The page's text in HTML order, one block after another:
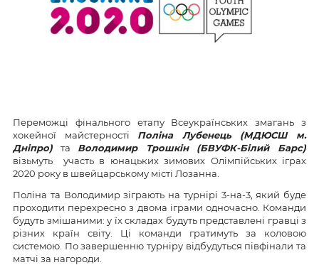
Переможці фінального етапу Всеукраїнських змагань з
хокейної майстерності Поліна Лубенець (МДЮСШ м.
Дніпро) та Володимир Трошкін (БВУФК-Білий Барс)
візьмуть участь в юнацьких зимових Олімпійських іграх
2020 року в швейцарському місті Лозанна.
Поліна та Володимир зіграють на турнірі 3-на-3, який буде
проходити перехресно з двома іграми одночасно. Команди
будуть змішаними: у їх складах будуть представлені гравці з
різних країн світу. Ці команди гратимуть за коловою
системою. По завершенню турніру відбудуться півфінали та
матчі за нагороди.